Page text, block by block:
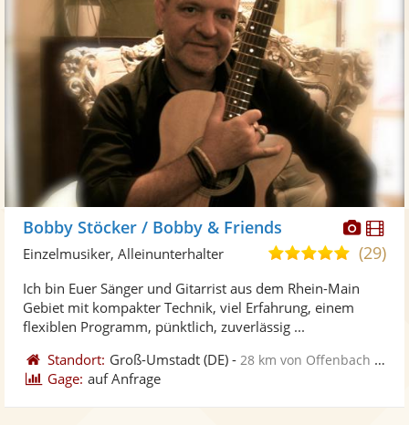
Bobby Stöcker / Bobby & Friends
5,0
5
(29)
Einzelmusiker, Alleinunterhalter
Ich bin Euer Sänger und Gitarrist aus dem Rhein-Main
Gebiet mit kompakter Technik, viel Erfahrung, einem
flexiblen Programm, pünktlich, zuverlässig ...
Standort: Groß-Umstadt (DE) - 28 km von Offenbach am Main
Gage: auf Anfrage